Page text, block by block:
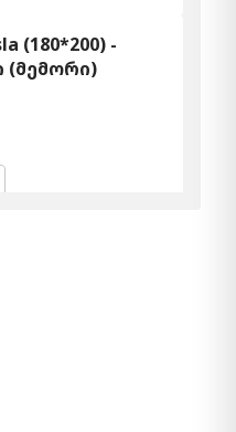
(180*200) -
(მემორი)